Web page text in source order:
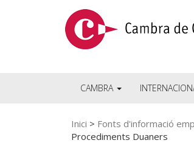
CAMBRA
Inici > Fonts d'informació
Procediments Duaners